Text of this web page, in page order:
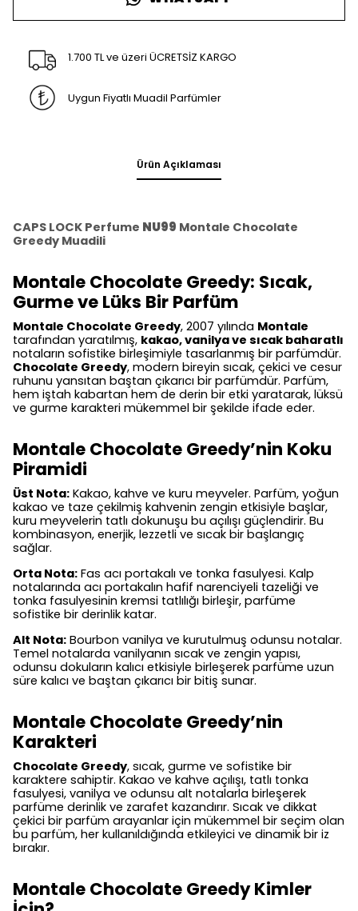
1.700 TL ve üzeri ÜCRETSİZ KARGO
Uygun Fiyatlı Muadil Parfümler
Ürün Açıklaması
CAPS LOCK Perfume NU99 Montale Chocolate
Greedy Muadili
Montale Chocolate Greedy: Sıcak,
Gurme ve Lüks Bir Parfüm
Montale Chocolate Greedy, 2007 yılında Montale
tarafından yaratılmış, kakao, vanilya ve sıcak baharatlı
notaların sofistike birleşimiyle tasarlanmış bir parfümdür.
Chocolate Greedy, modern bireyin sıcak, çekici ve cesur
ruhunu yansıtan baştan çıkarıcı bir parfümdür. Parfüm,
hem iştah kabartan hem de derin bir etki yaratarak, lüksü
ve gurme karakteri mükemmel bir şekilde ifade eder.
Montale Chocolate Greedy’nin Koku
Piramidi
Üst Nota: Kakao, kahve ve kuru meyveler. Parfüm, yoğun
kakao ve taze çekilmiş kahvenin zengin etkisiyle başlar,
kuru meyvelerin tatlı dokunuşu bu açılışı güçlendirir. Bu
kombinasyon, enerjik, lezzetli ve sıcak bir başlangıç
sağlar.
Orta Nota: Fas acı portakalı ve tonka fasulyesi. Kalp
notalarında acı portakalın hafif narenciyeli tazeliği ve
tonka fasulyesinin kremsi tatlılığı birleşir, parfüme
sofistike bir derinlik katar.
Alt Nota: Bourbon vanilya ve kurutulmuş odunsu notalar.
Temel notalarda vanilyanın sıcak ve zengin yapısı,
odunsu dokuların kalıcı etkisiyle birleşerek parfüme uzun
süre kalıcı ve baştan çıkarıcı bir bitiş sunar.
Montale Chocolate Greedy’nin
Karakteri
Chocolate Greedy, sıcak, gurme ve sofistike bir
karaktere sahiptir. Kakao ve kahve açılışı, tatlı tonka
fasulyesi, vanilya ve odunsu alt notalarla birleşerek
parfüme derinlik ve zarafet kazandırır. Sıcak ve dikkat
çekici bir parfüm arayanlar için mükemmel bir seçim olan
bu parfüm, her kullanıldığında etkileyici ve dinamik bir iz
bırakır.
Montale Chocolate Greedy Kimler